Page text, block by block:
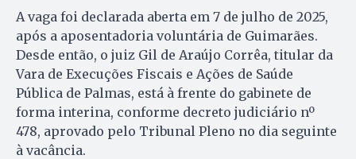
A vaga foi declarada aberta em 7 de julho de 2025,
após a aposentadoria voluntária de Guimarães.
Desde então, o juiz Gil de Araújo Corrêa, titular da
Vara de Execuções Fiscais e Ações de Saúde
Pública de Palmas, está à frente do gabinete de
forma interina, conforme decreto judiciário nº
478, aprovado pelo Tribunal Pleno no dia seguinte
à vacância.